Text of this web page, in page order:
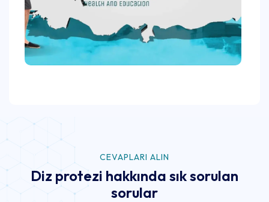
CEVAPLARI ALIN
Diz protezi hakkında sık sorulan
sorular